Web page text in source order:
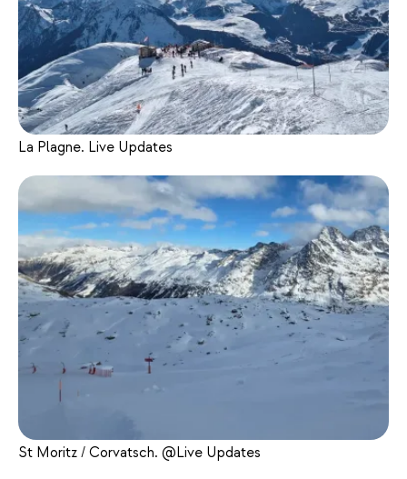
La Plagne. Live Updates
St Moritz / Corvatsch. @Live Updates